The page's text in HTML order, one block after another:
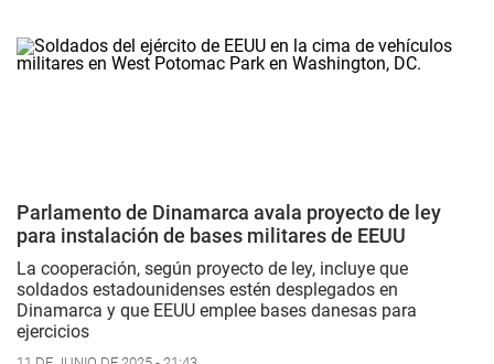
Parlamento de Dinamarca avala proyecto de ley
para instalación de bases militares de EEUU
La cooperación, según proyecto de ley, incluye que
soldados estadounidenses estén desplegados en
Dinamarca y que EEUU emplee bases danesas para
ejercicios